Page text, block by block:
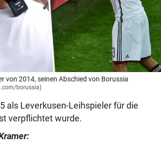
von 2014, seinen Abschied von Borussia
borussia)
als Leverkusen-Leihspieler für die
verpflichtet wurde.